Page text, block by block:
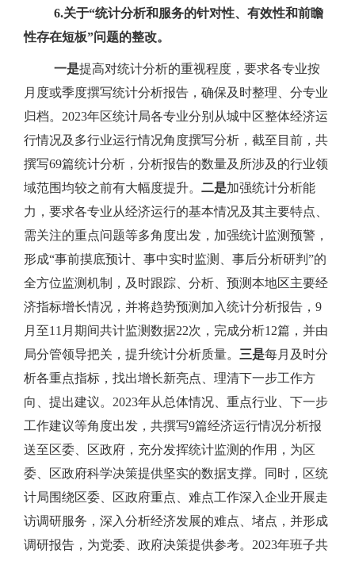
6.关于“统计分析和服务的针对性、有效性和前瞻
性存在短板”问题的整改。
一是提高对统计分析的重视程度，要求各专业按
月度或季度撰写统计分析报告，确保及时整理、分专业
归档。 2023年区统计局各专业分别从城中区整体经济运
行情况及多行业运行情况角度撰写分析，截至目前，共
撰写69篇统计分析，分析报告的数量及所涉及的行业领
域范围均较之前有大幅度提升。 二是加强统计分析能
力，要求各专业从经济运行的基本情况及其主要特点、
需关注的重点问题等多角度出发，加强统计监测预警，
形成“事前摸底预计、事中实时监测、事后分析研判”的
全方位监测机制，及时跟踪、分析、预测本地区主要经
济指标增长情况，并将趋势预测加入统计分析报告， 9
月至11月期间共计监测数据22次，完成分析12篇，并由
局分管领导把关，提升统计分析质量。 三是每月及时分
析各重点指标，找出增长新亮点、理清下一步工作方
向、提出建议。 2023年从总体情况、重点行业、下一步
工作建议等角度出发，共撰写9篇经济运行情况分析报
送至区委、区政府，充分发挥统计监测的作用，为区
委、区政府科学决策提供坚实的数据支撑。同时，区统
计局围绕区委、区政府重点、难点工作深入企业开展走
访调研服务，深入分析经济发展的难点、堵点，并形成
调研报告，为党委、政府决策提供参考。 2023年班子共